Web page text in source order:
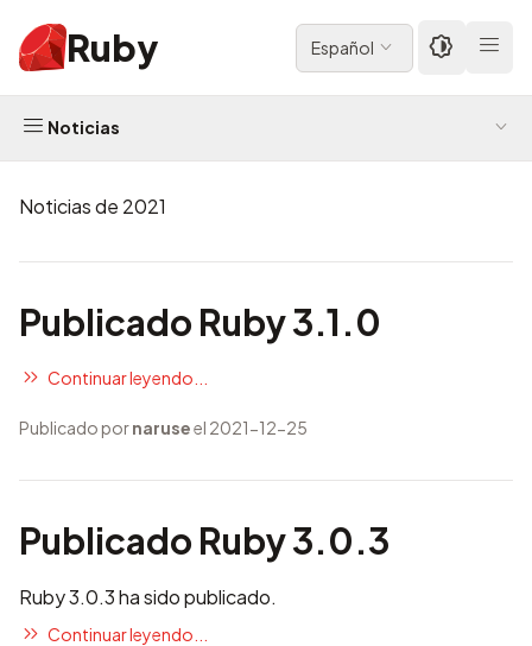
Ruby Español
Noticias
Noticias de 2021
Publicado Ruby 3.1.0
Continuar leyendo...
Publicado pornaruseel 2021-12-25
Publicado Ruby 3.0.3
Ruby 3.0.3 ha sido publicado.
Continuar leyendo...